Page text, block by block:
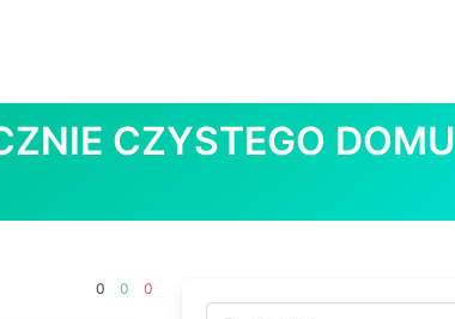
CZYSTEGO DOMU
0 0 0